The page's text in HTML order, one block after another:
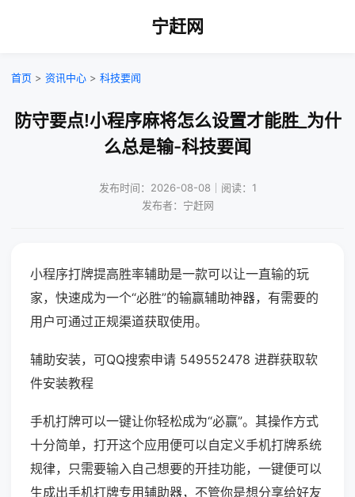
宁赶网
首页 > 资讯中心 > 科技要闻
防守要点!小程序麻将怎么设置才能胜_为什
么总是输-科技要闻
发布时间：2026-08-08｜阅读：1
发布者：宁赶网
小程序打牌提高胜率辅助是一款可以让一直输的玩
家，快速成为一个“必胜”的输赢辅助神器，有需要的
用户可通过正规渠道获取使用。
辅助安装，可QQ搜索申请 549552478 进群获取软
件安装教程
手机打牌可以一键让你轻松成为“必赢”。其操作方式
十分简单，打开这个应用便可以自定义手机打牌系统
规律，只需要输入自己想要的开挂功能，一键便可以
生成出手机打牌专用辅助器，不管你是想分享给好友